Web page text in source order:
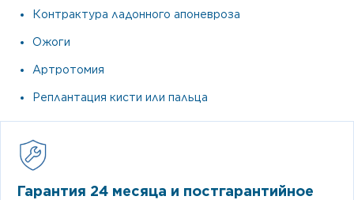
Контрактура ладонного апоневроза
Ожоги
Артротомия
Реплантация кисти или пальца
Гарантия 24 месяца и постгарантийное